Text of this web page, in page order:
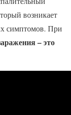
возникает
симптомов. При
– это